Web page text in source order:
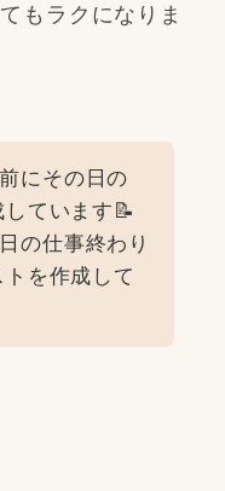
もラクになりま
にその日の
ています📝
の仕事終わり
を作成して